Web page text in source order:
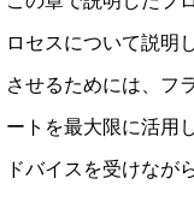
ロセスについて説明
させるためには、フ
ートを最大限に活用
ドバイスを受けなが